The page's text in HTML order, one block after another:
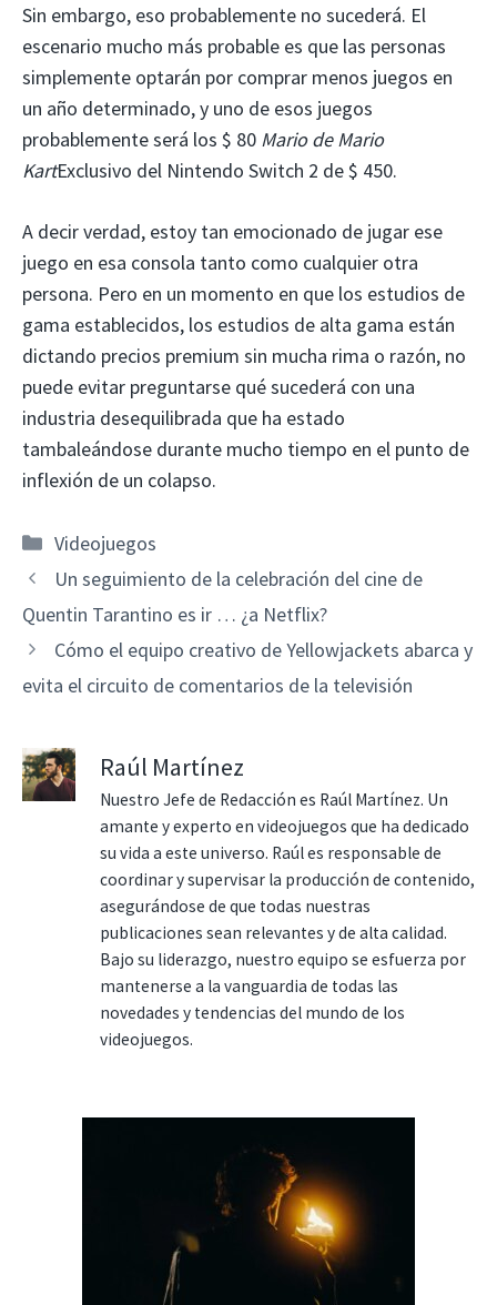
Sin embargo, eso probablemente no sucederá. El
escenario mucho más probable es que las personas
simplemente optarán por comprar menos juegos en
un año determinado, y uno de esos juegos
probablemente será los $ 80 Mario de Mario
KartExclusivo del Nintendo Switch 2 de $ 450.
A decir verdad, estoy tan emocionado de jugar ese
juego en esa consola tanto como cualquier otra
persona. Pero en un momento en que los estudios de
gama establecidos, los estudios de alta gama están
dictando precios premium sin mucha rima o razón, no
puede evitar preguntarse qué sucederá con una
industria desequilibrada que ha estado
tambaleándose durante mucho tiempo en el punto de
inflexión de un colapso.
Categorías
Videojuegos
Un seguimiento de la celebración del cine de
Quentin Tarantino es ir … ¿a Netflix?
Cómo el equipo creativo de Yellowjackets abarca y
evita el circuito de comentarios de la televisión
Raúl Martínez
Nuestro Jefe de Redacción es Raúl Martínez. Un
amante y experto en videojuegos que ha dedicado
su vida a este universo. Raúl es responsable de
coordinar y supervisar la producción de contenido,
asegurándose de que todas nuestras
publicaciones sean relevantes y de alta calidad.
Bajo su liderazgo, nuestro equipo se esfuerza por
mantenerse a la vanguardia de todas las
novedades y tendencias del mundo de los
videojuegos.